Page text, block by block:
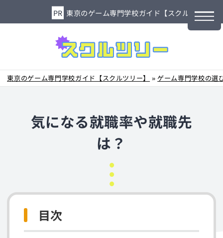
東京のゲーム専門学校ガイド【スクルツリー】
東京のゲーム専門学校ガイド【スクルツリー】 » ゲーム専門学校の選
気になる就職率や就職先
は？
目次